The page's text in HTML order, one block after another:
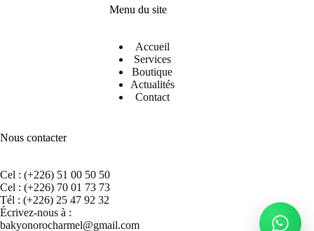
Menu du site
Accueil
Services
Boutique
Actualités
Contact
Nous contacter
Cel : (+226) 51 00 50 50
Cel : (+226) 70 01 73 73
Tél : (+226) 25 47 92 32
Écrivez-nous à :
bakyonorocharmel@gmail.com